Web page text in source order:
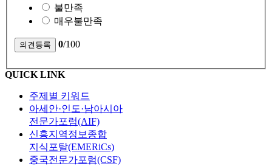
불만족
매우불만족
0/100
QUICK LINK
주제별 키워드
아세안·인도·남아시아
전문가포럼(AIF)
신흥지역정보종합
지식포탈(EMERiCs)
중국전문가포럼(CSF)